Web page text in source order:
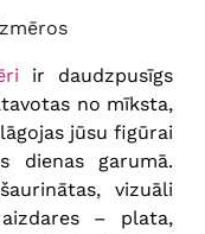
, augšstilba
cm
144-148 cm,
98-101 cm,
, augšstilba
cm
112-152 cm
152-156 cm,
98-101 cm,
ir daudzpusīgs
no mīksta,
jūsu figūrai
dienas garumā.
vizuāli
– plata,